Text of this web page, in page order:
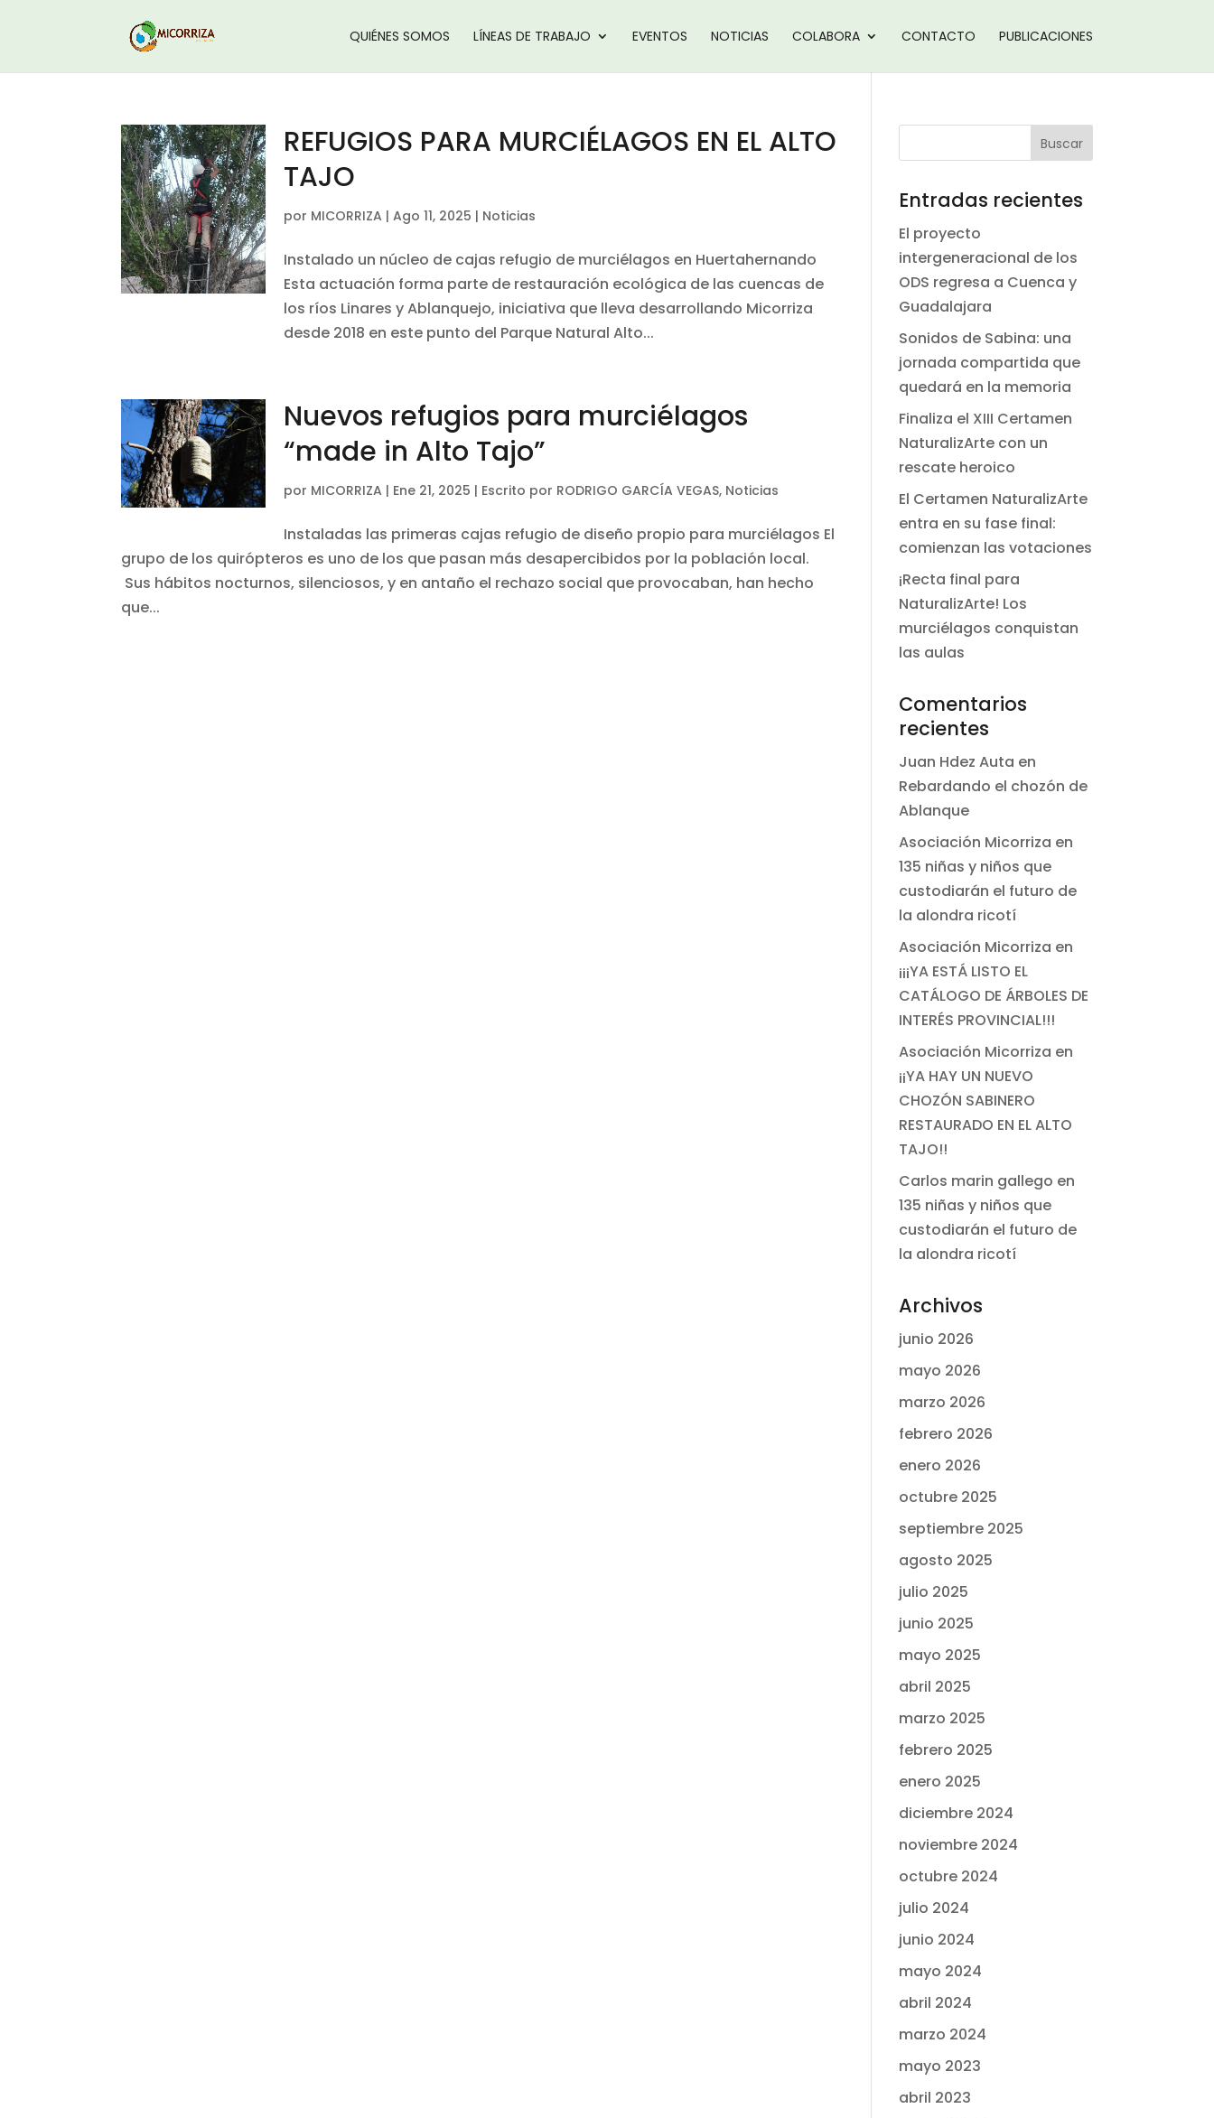
QUIÉNES SOMOS LÍNEAS DE TRABAJO EVENTOS NOTICIAS COLABORA CONTACTO PUBLICACIONES
REFUGIOS PARA MURCIÉLAGOS EN EL ALTO
TAJO
por MICORRIZA |Ago 11, 2025 | Noticias
Instalado un núcleo de cajas refugio de murciélagos en Huertahernando
Esta actuación forma parte de restauración ecológica de las cuencas de
los ríos Linares y Ablanquejo, iniciativa que lleva desarrollando Micorriza
desde 2018 en este punto del Parque Natural Alto...
Nuevos refugios para murciélagos
“made in Alto Tajo”
por MICORRIZA | Ene 21, 2025 | Escrito por RODRIGO GARCÍA VEGAS, Noticias
Instaladas las primeras cajas refugio de diseño propio para murciélagos El
grupo de los quirópteros es uno de los que pasan más desapercibidos por la población local.
Sus hábitos nocturnos, silenciosos, y en antaño el rechazo social que provocaban, han hecho
que...
Entradas recientes
El proyecto
intergeneracional de los
ODS regresa a Cuenca y
Guadalajara
Sonidos de Sabina: una
jornada compartida que
quedará en la memoria
Finaliza el XIII Certamen
NaturalizArte con un
rescate heroico
El Certamen NaturalizArte
entra en su fase final:
comienzan las votaciones
¡Recta final para
NaturalizArte! Los
murciélagos conquistan
las aulas
Comentarios
recientes
Juan Hdez Auta en
Rebardando el chozón de
Ablanque
Asociación Micorriza en
135 niñas y niños que
custodiarán el futuro de
la alondra ricotí
Asociación Micorriza en
¡¡¡YA ESTÁ LISTO EL
CATÁLOGO DE ÁRBOLES DE
INTERÉS PROVINCIAL!!!
Asociación Micorriza en
¡¡YA HAY UN NUEVO
CHOZÓN SABINERO
RESTAURADO EN EL ALTO
TAJO!!
Carlos marin gallego en
135 niñas y niños que
custodiarán el futuro de
la alondra ricotí
Archivos
junio 2026
mayo 2026
marzo 2026
febrero 2026
enero 2026
octubre 2025
septiembre 2025
agosto 2025
julio 2025
junio 2025
mayo 2025
abril 2025
marzo 2025
febrero 2025
enero 2025
diciembre 2024
noviembre 2024
octubre 2024
julio 2024
junio 2024
mayo 2024
abril 2024
marzo 2024
mayo 2023
abril 2023